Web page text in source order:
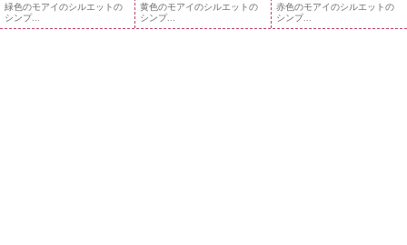
緑色のモアイのシルエットの
シンプ...
黄色のモアイのシルエットの
シンプ...
赤色のモアイのシルエットの
シンプ...